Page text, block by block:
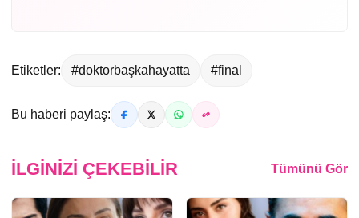
Etiketler: #doktorbaşkahayatta #final
Bu haberi paylaş:
İLGINIZI ÇEKEBILIR Tümünü Gör